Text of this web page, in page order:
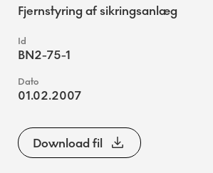
Fjernstyring af sikringsanlæg
BN2-75-1
01.02.2007
Download fil